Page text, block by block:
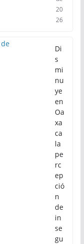
20
26
Di
s
mi
nu
ye
en
Oa
xa
ca
la
pe
rc
ep
ció
n
de
in
se
gu